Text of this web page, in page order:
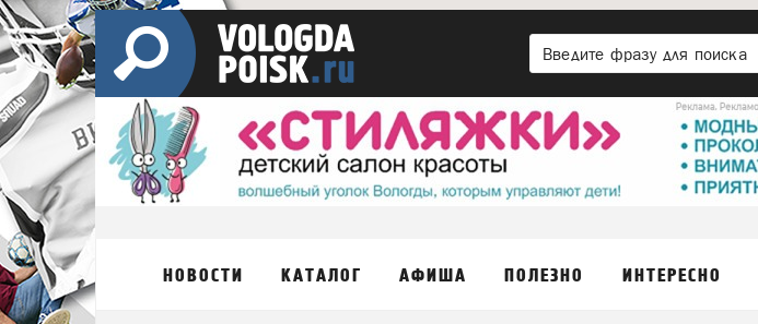
НОВОСТИ КАТАЛОГ АФИША ПОЛЕЗНО ИНТЕРЕСНО